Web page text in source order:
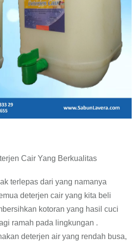
Cair Yang Berkualitas
terlepas dari yang namanya
deterjen cair yang kita beli
kotoran yang hasil cuci
ramah pada lingkungan .
deterjen air yang rendah busa,